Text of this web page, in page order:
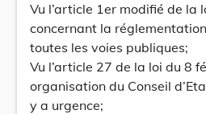
Vu l’article 1er modifié de la
concernant la
toutes les voies publiques;
Vu l’article 27 de la loi du 8
organisation du Conseil
y a urgence;